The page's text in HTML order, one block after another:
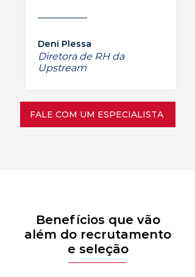
Deni Plessa
Diretora de RH da
Upstream
FALE COM UM ESPECIALISTA
Benefícios que vão
além do recrutamento
e seleção